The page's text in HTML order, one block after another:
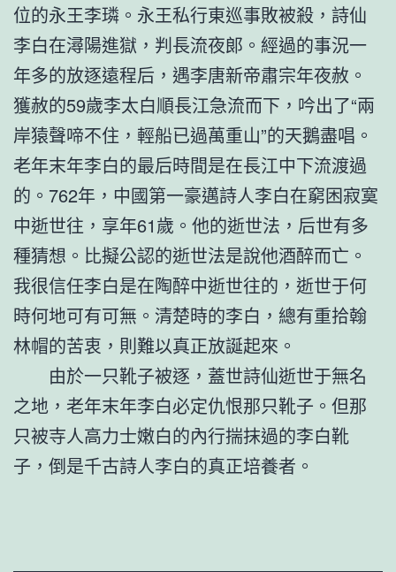
位的永王李璘。永王私行東巡事敗被殺，詩仙
李白在潯陽進獄，判長流夜郞。經過的事況一
年多的放逐遠程后，遇李唐新帝肅宗年夜赦。
獲赦的59歲李太白順長江急流而下，吟出了“兩
岸猿聲啼不住，輕船已過萬重山”的天鵝盡唱。
老年末年李白的最后時間是在長江中下流渡過
的。762年，中國第一豪邁詩人李白在窮困寂寞
中逝世往，享年61歲。他的逝世法，后世有多
種猜想。比擬公認的逝世法是說他酒醉而亡。
我很信任李白是在陶醉中逝世往的，逝世于何
時何地可有可無。清楚時的李白，總有重拾翰
林帽的苦衷，則難以真正放誕起來。
由於一只靴子被逐，蓋世詩仙逝世于無名
之地，老年末年李白必定仇恨那只靴子。但那
只被寺人高力士嫩白的內行揣抹過的李白靴
子，倒是千古詩人李白的真正培養者。